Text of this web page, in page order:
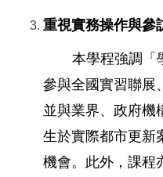
重視實務操作與參
本學程強調「
參與全國實習聯展
並與業界、政府機
生於實際都市更新
機會。此外，課程